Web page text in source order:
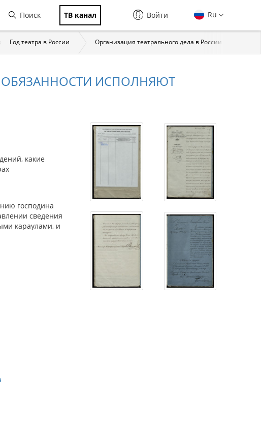
Поиск ТВ канал Ru
Войти
Год театра в России Организация театрального дела в России
ОБЯЗАННОСТИ ИСПОЛНЯЮТ
какие
господина
сведения
караулами, и